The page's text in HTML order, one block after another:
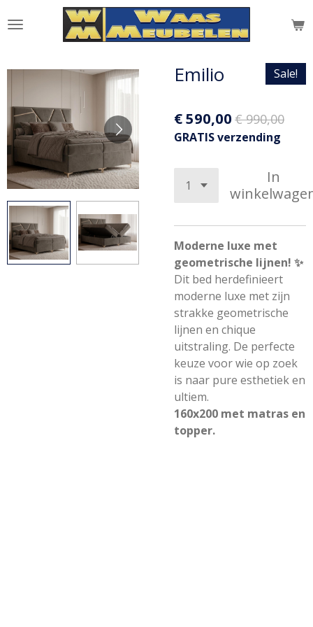
direct
Emilio Sale!
€ 590,00 € 990,00
GRATIS verzending
In
Moderne luxe met
geometrische lijnen! ✨
Dit bed herdefinieert
moderne luxe met zijn
strakke geometrische
lijnen en chique
uitstraling. De perfecte
keuze voor wie op zoek
is naar pure esthetiek en
ultiem.
160x200 met matras en
topper.